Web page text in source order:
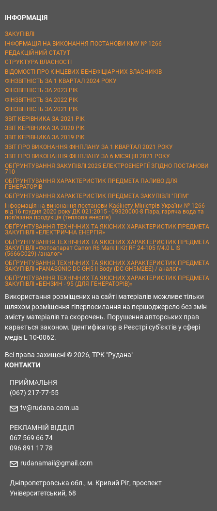
ІНФОРМАЦІЯ
ЗАКУПІВЛІ
ІНФОРМАЦІЯ НА ВИКОНАННЯ ПОСТАНОВИ КМУ № 1266
РЕДАКЦІЙНИЙ СТАТУТ
СТРУКТУРА ВЛАСНОСТІ
ВІДОМОСТІ ПРО КІНЦЕВИХ БЕНЕФІЦІАРНИХ ВЛАСНИКІВ
ФІНЗВІТНІСТЬ ЗА 1 КВАРТАЛ 2024 РОКУ
ФІНЗВІТНІСТЬ ЗА 2023 РІК
ФІНЗВІТНІСТЬ ЗА 2022 РІК
ФІНЗВІТНІСТЬ ЗА 2021 РІК
ЗВІТ КЕРІВНИКА ЗА 2021 РІК
ЗВІТ КЕРІВНИКА ЗА 2020 РІК
ЗВІТ КЕРІВНИКА ЗА 2019 РІК
ЗВІТ ПРО ВИКОНАННЯ ФІНПЛАНУ ЗА 1 КВАРТАЛ 2021 РОКУ
ЗВІТ ПРО ВИКОНАННЯ ФІНПЛАНУ ЗА 6 МІСЯЦІВ 2021 РОКУ
ОБҐРУНТУВАННЯ ЗАКУПІВЛІ 2025 ЕЛЕКТРОЕНЕРГІЇ ЗГІДНО ПОСТАНОВИ
710
ОБҐРУНТУВАННЯ ХАРАКТЕРИСТИК ПРЕДМЕТА ПАЛИВО ДЛЯ
ГЕНЕРАТОРІВ
ОБҐРУНТУВАННЯ ХАРАКТЕРИСТИК ПРЕДМЕТА ЗАКУПІВЛІ "ППМ"
Інформація на виконання постанови Кабінету Міністрів України № 1266
від 16 грудня 2020 року ДК 021:2015 - 09320000-8 Пара, гаряча вода та
пов’язана продукція (теплова енергія)
ОБҐРУНТУВАННЯ ТЕХНІЧНИХ ТА ЯКІСНИХ ХАРАКТЕРИСТИК ПРЕДМЕТА
ЗАКУПІВЛІ «ЕЛЕКТРИЧНА ЕНЕРГІЯ»
ОБҐРУНТУВАННЯ ТЕХНІЧНИХ ТА ЯКІСНИХ ХАРАКТЕРИСТИК ПРЕДМЕТА
ЗАКУПІВЛІ «Фотоапарат Canon R6 Mark II Kit RF 24-105 f/4.0 L IS
(5666C029) /аналог»
ОБҐРУНТУВАННЯ ТЕХНІЧНИХ ТА ЯКІСНИХ ХАРАКТЕРИСТИК ПРЕДМЕТА
ЗАКУПІВЛІ «PANASONIC DC-GH5 II Body (DC-GH5M2EE) / аналог»
ОБҐРУНТУВАННЯ ТЕХНІЧНИХ ТА ЯКІСНИХ ХАРАКТЕРИСТИК ПРЕДМЕТА
ЗАКУПІВЛІ «БЕНЗИН - 95 (ДЛЯ ГЕНЕРАТОРІВ)»
Використання розміщених на сайті матеріалів можливе тільки
шляхом розміщення гіперпосилання на першоджерело без змін
змісту матеріалів та скорочень. Порушення авторських прав
карається законом. Ідентифікатор в Реєстрі суб'єктів у сфері
медіа L 10-0062.
Всі права захищені © 2026, ТРК "Рудана"
КОНТАКТИ
ПРИЙМАЛЬНЯ
(067) 217-77-55
tv@rudana.com.ua
РЕКЛАМНІЙ ВІДДІЛ
067 569 66 74
096 891 17 78
rudanamail@gmail.com
Дніпропетровська обл., м. Кривий Ріг, проспект
Університетський, 68